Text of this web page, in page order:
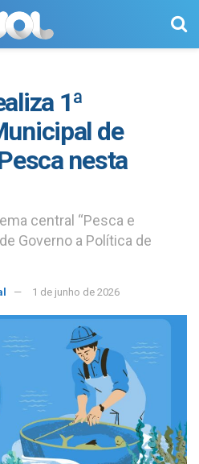
1ª
de
nesta
central “Pesca e
Governo a Política de
1 de junho de 2026